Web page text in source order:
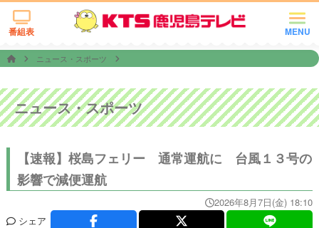
MENU
番組表
ニュース・スポーツ
ニュース・スポーツ
【速報】桜島フェリー 通常運航に 台風１３号の
影響で減便運航
2026年8月7日(金) 18:10
シェア